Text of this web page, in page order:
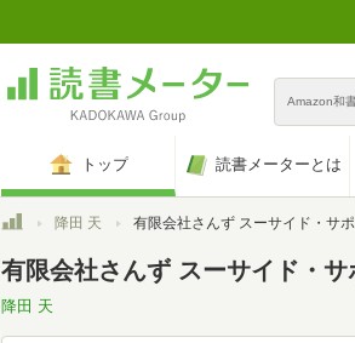
Amazon和
トップ 読書メーターとは
トップ降田 天 有限会社さんず スーサイド・サポート・サービス (小学館文庫 ふ 30-1)
有限会社さんず スーサイド・
降田 天